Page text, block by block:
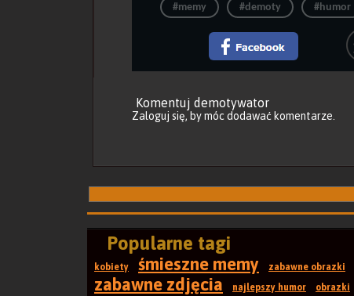
#memy #demoty #humor
Komentuj demotywator
Zaloguj się, by móc dodawać komentarze.
Popularne tagi
kobiety śmieszne memy zabawne obrazki
zabawne zdjęcia najlepszy humor obrazki